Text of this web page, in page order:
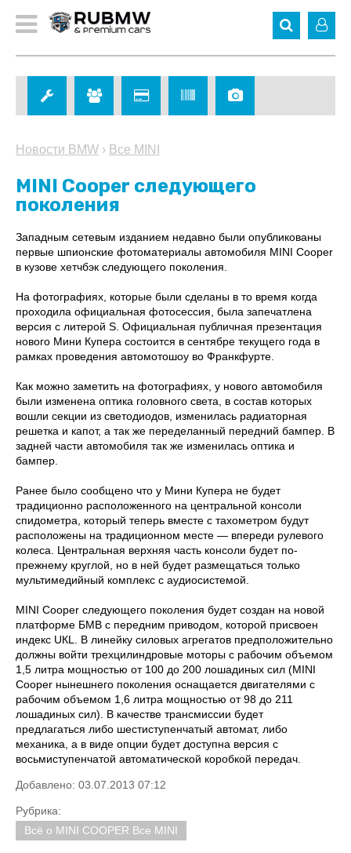
Новости BMW › Все MINI
MINI Cooper следующего
поколения
Западным сетевым изданием недавно были опубликованы
первые шпионские фотоматериалы автомобиля MINI Cooper
в кузове хетчбэк следующего поколения.
На фотографиях, которые были сделаны в то время когда
проходила официальная фотосессия, была запечатлена
версия с литерой S. Официальная публичная презентация
нового Мини Купера состоится в сентябре текущего года в
рамках проведения автомотошоу во Франкфурте.
Как можно заметить на фотографиях, у нового автомобиля
были изменена оптика головного света, в состав которых
вошли секции из светодиодов, изменилась радиаторная
решетка и капот, а так же переделанный передний бампер. В
задней части автомобиля так же изменилась оптика и
бампер.
Ранее было сообщено что у Мини Купера не будет
традиционно расположенного на центральной консоли
спидометра, который теперь вместе с тахометром будут
расположены на традиционном месте — впереди рулевого
колеса. Центральная верхняя часть консоли будет по-
прежнему круглой, но в ней будет размещаться только
мультимедийный комплекс с аудиосистемой.
МINI Соореr следующего поколения будет создан на новой
платформе БМВ с передним приводом, которой присвоен
индекс UКL. В линейку силовых агрегатов предположительно
должны войти трехцилиндровые моторы с рабочим объемом
1,5 литра мощностью от 100 до 200 лошадиных сил (МINI
Соореr нынешнего поколения оснащается двигателями с
рабочим объемом 1,6 литра мощностью от 98 до 211
лошадиных сил). В качестве трансмиссии будет
предлагаться либо шестиступенчатый автомат, либо
механика, а в виде опции будет доступна версия с
восьмиступенчатой автоматической коробкой передач.
Добавлено: 03.07.2013 07:12
Рубрика:
Всё о MINI COOPER Все MINI